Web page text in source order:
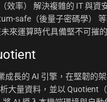
效率） 解決複雜的 IT 與資
safe（後量子密碼學）
來運算時代具備堅不可摧
成長的 AI 引擎，在堅韌的
大量資料，並以 Quotient